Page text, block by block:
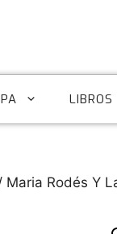
LIBROS
Maria Rodés Y